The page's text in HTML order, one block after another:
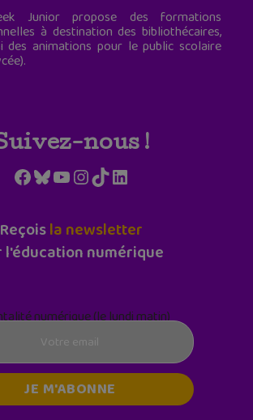
Junior propose des formations
à destination des bibliothécaires,
des animations pour le public scolaire
nous !
Facebook
Bluesky
YouTube
Instagram
TikTokLinkedIn
Reçoisla newsletter
l'éducation numérique
numérique (le lundi matin)